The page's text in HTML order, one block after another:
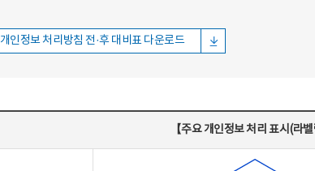
개인정보 처리방침 전·후 대비표 다운로드
【주요 개인정보 처리 표시(라벨